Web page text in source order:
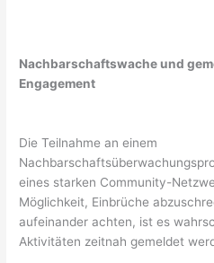
Nachbarschaftswache und
Engagement
Die Teilnahme an einem
eines starken Community-
Möglichkeit, Einbrüche
aufeinander achten, ist es
Aktivitäten zeitnah gemeldet